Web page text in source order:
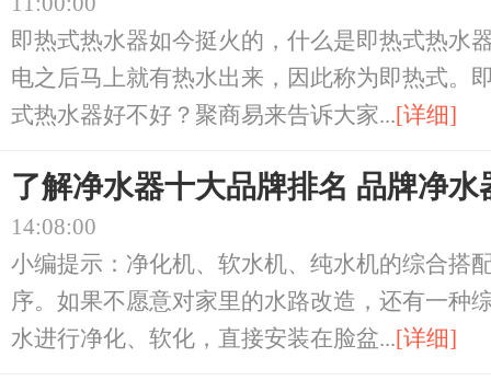
即热式热水器如今挺火的，什么是即热式热水
电之后马上就有热水出来，因此称为即热式。
式热水器好不好？聚商易来告诉大家...[详细]
了解净水器十大品牌排名 品牌净水
14:08:00
小编提示：净化机、软水机、纯水机的综合搭
序。如果不愿意对家里的水路改造，还有一种
水进行净化、软化，直接安装在脸盆...[详细]